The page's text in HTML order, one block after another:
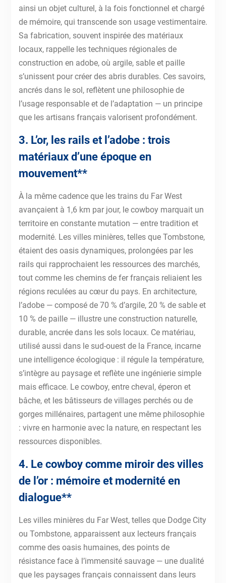
ainsi un objet culturel, à la fois fonctionnel et chargé
de mémoire, qui transcende son usage vestimentaire.
Sa fabrication, souvent inspirée des matériaux
locaux, rappelle les techniques régionales de
construction en adobe, où argile, sable et paille
s’unissent pour créer des abris durables. Ces savoirs,
ancrés dans le sol, reflètent une philosophie de
l’usage responsable et de l’adaptation — un principe
que les artisans français valorisent profondément.
3. L’or, les rails et l’adobe : trois
matériaux d’une époque en
mouvement**
À la même cadence que les trains du Far West
avançaient à 1,6 km par jour, le cowboy marquait un
territoire en constante mutation — entre tradition et
modernité. Les villes minières, telles que Tombstone,
étaient des oasis dynamiques, prolongées par les
rails qui rapprochaient les ressources des marchés,
tout comme les chemins de fer français reliaient les
régions reculées au cœur du pays. En architecture,
l’adobe — composé de 70 % d’argile, 20 % de sable et
10 % de paille — illustre une construction naturelle,
durable, ancrée dans les sols locaux. Ce matériau,
utilisé aussi dans le sud-ouest de la France, incarne
une intelligence écologique : il régule la température,
s’intègre au paysage et reflète une ingénierie simple
mais efficace. Le cowboy, entre cheval, éperon et
bâche, et les bâtisseurs de villages perchés ou de
gorges millénaires, partagent une même philosophie
: vivre en harmonie avec la nature, en respectant les
ressources disponibles.
4. Le cowboy comme miroir des villes
de l’or : mémoire et modernité en
dialogue**
Les villes minières du Far West, telles que Dodge City
ou Tombstone, apparaissent aux lecteurs français
comme des oasis humaines, des points de
résistance face à l’immensité sauvage — une dualité
que les paysages français connaissent dans leurs